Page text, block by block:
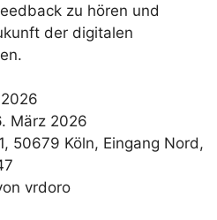
zu hören und
der digitalen
März 2026
50679 Köln, Eingang Nord,
vrdoro